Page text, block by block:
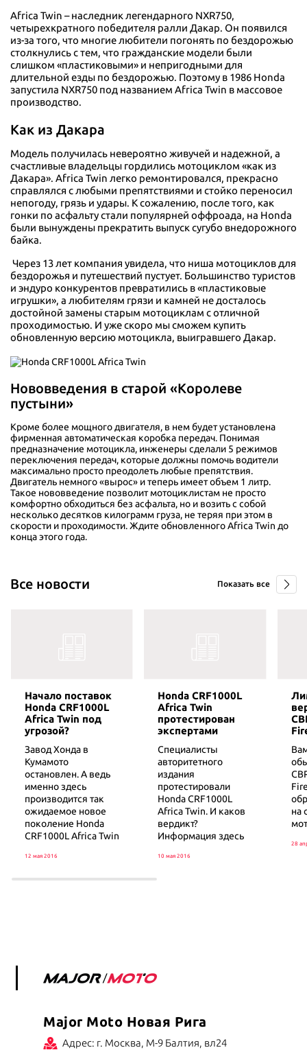
Africa Twin – наследник легендарного NXR750,
четырехкратного победителя ралли Дакар. Он появился
из-за того, что многие любители погонять по бездорожью
столкнулись с тем, что гражданские модели были
слишком «пластиковыми» и непригодными для
длительной езды по бездорожью. Поэтому в 1986 Honda
запустила NXR750 под названием Africa Twin в массовое
производство.
Как из Дакара
Модель получилась невероятно живучей и надежной, а
счастливые владельцы гордились мотоциклом «как из
Дакара». Africa Twin легко ремонтировался, прекрасно
справлялся с любыми препятствиями и стойко переносил
непогоду, грязь и удары. К сожалению, после того, как
гонки по асфальту стали популярней оффроада, на Honda
были вынуждены прекратить выпуск сугубо внедорожного
байка.
Через 13 лет компания увидела, что ниша мотоциклов для
бездорожья и путешествий пустует. Большинство туристов
и эндуро конкурентов превратились в «пластиковые
игрушки», а любителям грязи и камней не досталось
достойной замены старым мотоциклам с отличной
проходимостью. И уже скоро мы сможем купить
обновленную версию мотоцикла, выигравшего Дакар.
Нововведения в старой «Королеве
пустыни»
Кроме более мощного двигателя, в нем будет установлена
фирменная автоматическая коробка передач. Понимая
предназначение мотоцикла, инженеры сделали 5 режимов
переключения передач, которые должны помочь водители
максимально просто преодолеть любые препятствия.
Двигатель немного «вырос» и теперь имеет объем 1 литр.
Такое нововведение позволит мотоциклистам не просто
комфортно обходиться без асфальта, но и возить с собой
несколько десятков килограмм груза, не теряя при этом в
скорости и проходимости. Ждите обновленного Africa Twin до
конца этого года.
Все новости Показать все
Начало поставок
Honda CRF1000L
Africa Twin под
угрозой?
Завод Хонда в
Кумамото
остановлен. А ведь
именно здесь
производится так
ожидаемое новое
поколение Honda
CRF1000L Africa Twin
12 мая 2016
Honda CRF1000L
Africa Twin
протестирован
экспертами
Специалисты
авторитетного
издания
протестировали
Honda CRF1000L
Africa Twin. И каков
вердикт?
Информация здесь
10 мая 2016
на
28
Major Moto Новая Рига
Адрес: г. Москва, М-9 Балтия, вл24